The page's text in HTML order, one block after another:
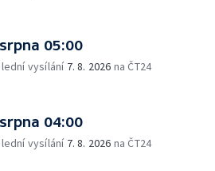
05:00
vysílání 7. 8. 2026 na ČT24
04:00
vysílání 7. 8. 2026 na ČT24